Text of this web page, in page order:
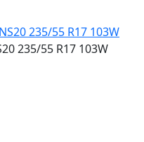
235/55 R17 103W